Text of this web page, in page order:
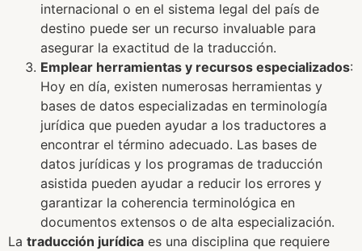
internacional o en el sistema legal del país de
destino puede ser un recurso invaluable para
asegurar la exactitud de la traducción.
Emplear herramientas y recursos especializados:
Hoy en día, existen numerosas herramientas y
bases de datos especializadas en terminología
jurídica que pueden ayudar a los traductores a
encontrar el término adecuado. Las bases de
datos jurídicas y los programas de traducción
asistida pueden ayudar a reducir los errores y
garantizar la coherencia terminológica en
documentos extensos o de alta especialización.
La traducción jurídica es una disciplina que requiere